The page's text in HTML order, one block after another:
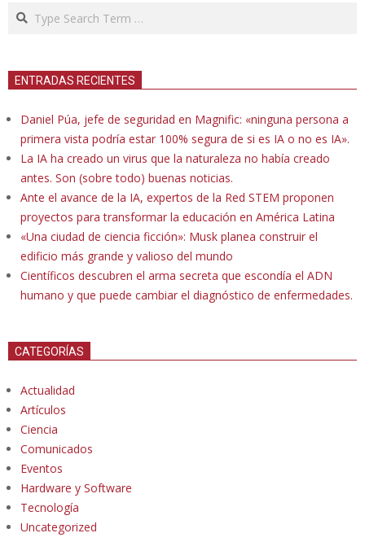
Search
ENTRADAS RECIENTES
Daniel Púa, jefe de seguridad en Magnific: «ninguna persona a
primera vista podría estar 100% segura de si es IA o no es IA».
La IA ha creado un virus que la naturaleza no había creado
antes. Son (sobre todo) buenas noticias.
Ante el avance de la IA, expertos de la Red STEM proponen
proyectos para transformar la educación en América Latina
«Una ciudad de ciencia ficción»: Musk planea construir el
edificio más grande y valioso del mundo
Científicos descubren el arma secreta que escondía el ADN
humano y que puede cambiar el diagnóstico de enfermedades.
CATEGORÍAS
Actualidad
Artículos
Ciencia
Comunicados
Eventos
Hardware y Software
Tecnología
Uncategorized